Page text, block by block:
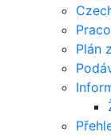
Plán